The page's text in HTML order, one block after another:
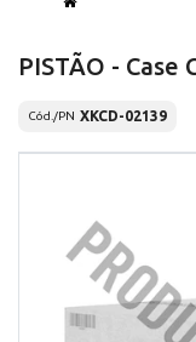
PISTÃO - Case
Cód./PN XKCD-02139